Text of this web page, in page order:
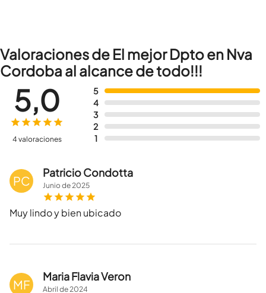
Valoraciones de El mejor Dpto en Nva
Cordoba al alcance de todo!!!
5
4
3
2
1
5,0
4 valoraciones
PC
Patricio Condotta
Juniode2025
Muy lindo y bien ubicado
MF
Maria Flavia Veron
Abril de2024